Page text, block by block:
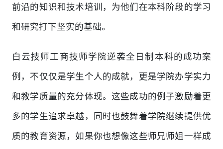
前沿的知识和技术培训，为他们在本科阶段的学习
和研究打下坚实的基础。
白云技师工商技师学院逆袭全日制本科的成功案
例，不仅仅是学生个人的成就，更是学院办学实力
和教学质量的充分体现。这些成功的例子激励着更
多的学生追求卓越，同时也鼓舞着学院继续提供优
质的教育资源，如果你也想像这些师兄师姐一样成